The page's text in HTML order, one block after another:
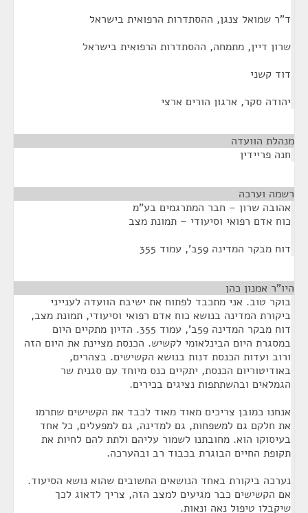
ד"ר שמואל צנגן, ההסתדרות הרפואית בישראל
שרון דיין, מתמחה, ההסתדרות הרפואית בישראל
דוד קשני
יהודה סקר, ארגון הורים ארצי
מנהלת הוועדה
חנה פריידין
רשמה וערכה
אהובה שרון – חבר המתרגמים בע"מ
כוח אדם רפואי וסיעודי – תמונת מצב
דוח מבקר המדינה 59ב', עמוד 355
היו"ר אמנון כהן
בוקר טוב. אני מתכבד לפתוח את ישיבת הוועדה לענייני
ביקורת המדינה בנושא כוח אדם רפואי וסיעודי, תמונת מצב,
דוח מבקר המדינה 59ב', עמוד 355. הדיון מתקיים היום
במסגרת היום הבינלאומי לקשיש. הכנסת מציינת את היום הזה
ורוב ועדות הכנסת דנות בנושא הקשישים. בצהרים,
באודיטוריום הכנסת, יתקיים כנס מיוחד עם סגנית שר
הגמלאים ובהשתתפות נציגים בכירים.
אנחנו כמובן צריכים מאוד מאוד לכבד את הקשישים שתרמו
את חלקם גם למשפחות, גם למדינה, גם למפעלים, כל אחד
בעיסוקו הוא. מחובתנו לשמור עליהם ולתת להם לחיות את
תקופת החיים הבוגרת בכבוד רב ובהערכה.
נערכה ביקורת באחד הנושאים החשובים שהוא נושא הסיעוד.
אם הקשישים כבר מגיעים למצב הזה, צריך לדאוג לכך
שיקבלו טיפול נאה ונאות.